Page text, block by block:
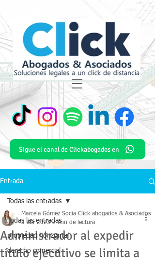
Sigue el canal de Clickabogados en
Entrada
Todas las entradas
propiedad horizontal
derecho comercial
Todas las entradas
Administrador al expedir
título ejecutivo se limita a
Marcela Gómez Socia Click abogados & Asociados
3 abr 2023 2 min de lectura